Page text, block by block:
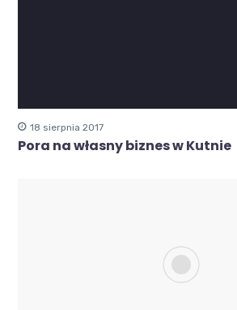
18 sierpnia 2017
Pora na własny biznes w Kutnie